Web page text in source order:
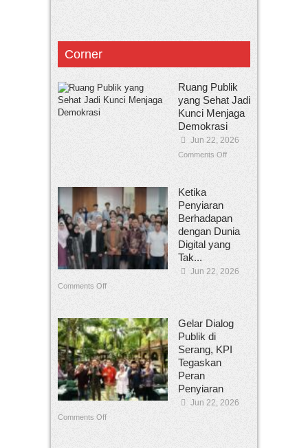
Corner
Ruang Publik
yang Sehat Jadi
Kunci Menjaga
Demokrasi
Jun 22, 2026
Comments Off
Ketika
Penyiaran
Berhadapan
dengan Dunia
Digital yang
Tak...
Jun 22, 2026
Comments Off
Gelar Dialog
Publik di
Serang, KPI
Tegaskan
Peran
Penyiaran
Jun 22, 2026
Comments Off